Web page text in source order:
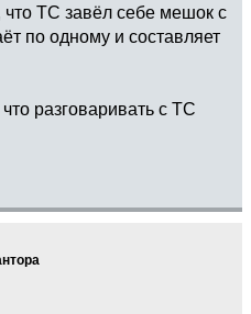
ТС завёл себе мешок с
по одному и составляет
разговаривать с ТС